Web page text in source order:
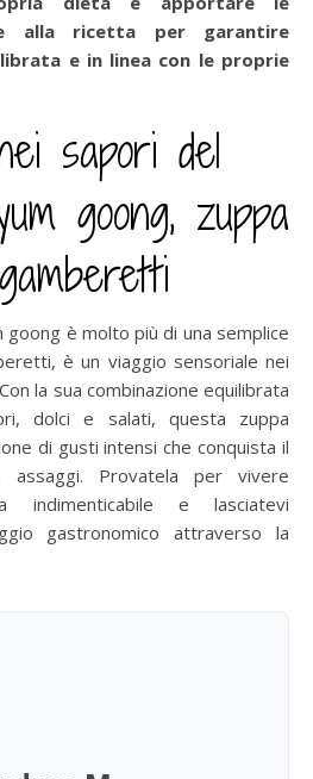
alla ricetta per garantire
e in linea con le proprie
sapori del
goong, zuppa
goong è molto più di una semplice
è un viaggio sensoriale nei
la sua combinazione equilibrata
dolci e salati, questa zuppa
di gusti intensi che conquista il
Provatela per vivere
indimenticabile e lasciatevi
gastronomico attraverso la